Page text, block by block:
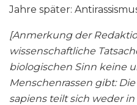
Jahre später:
[Anmerkung der
wissenschaftliche
biologischen Sinn keine
Menschenrassen gibt:
sapiens teilt sich weder